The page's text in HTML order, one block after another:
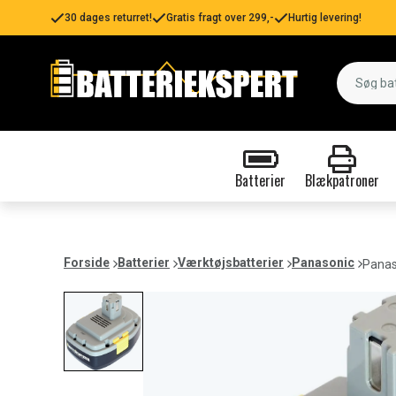
30 dages returret! Gratis fragt over 299,- Hurtig levering!
Batterier Blækpatroner
Forside Batterier Værktøjsbatterier Panasonic